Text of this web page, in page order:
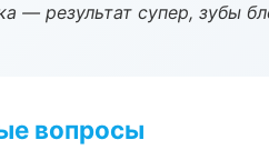
— результат супер, зубы
вопросы